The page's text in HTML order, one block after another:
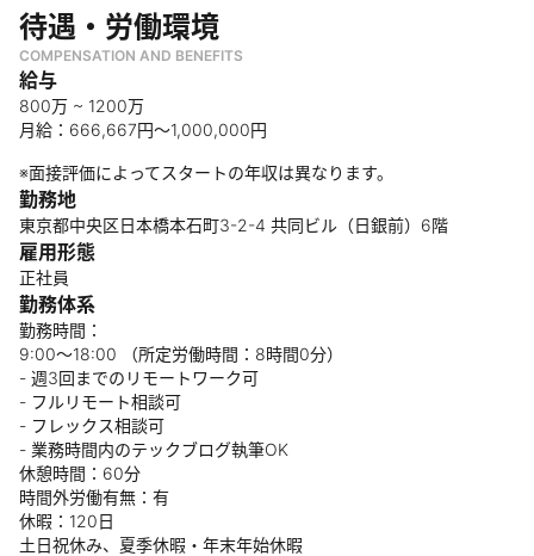
待遇・労働環境
COMPENSATION AND BENEFITS
給与
800万 ~ 1200万
月給：666,667円～1,000,000円
※面接評価によってスタートの年収は異なります。
勤務地
東京都中央区日本橋本石町3-2-4 共同ビル（日銀前）6階
雇用形態
正社員
勤務体系
勤務時間：
9:00～18:00 （所定労働時間：8時間0分）
- 週3回までのリモートワーク可
- フルリモート相談可
- フレックス相談可
- 業務時間内のテックブログ執筆OK
休憩時間：60分
時間外労働有無：有
休暇：120日
土日祝休み、夏季休暇・年末年始休暇